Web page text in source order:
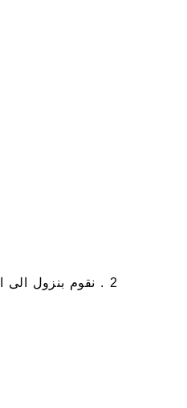
2 . نقوم بنزول الى